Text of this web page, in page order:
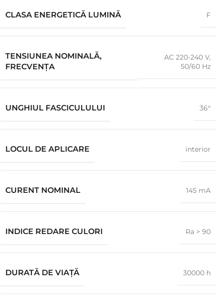
CLASA ENERGETICĂ LUMINĂ F
TENSIUNEA NOMINALĂ,
FRECVENȚA
AC 220-240 V,
50/60 Hz
UNGHIUL FASCICULULUI 36°
LOCUL DE APLICARE interior
CURENT NOMINAL 145 mA
INDICE REDARE CULORI Ra > 90
DURATĂ DE VIAŢĂ 30000 h